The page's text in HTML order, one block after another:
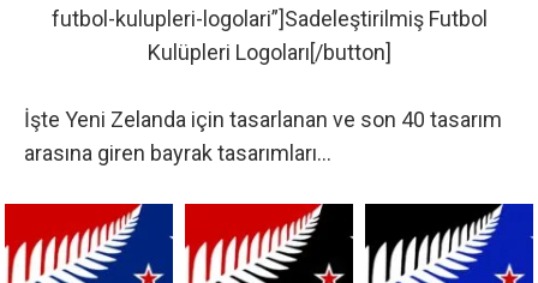
futbol-kulupleri-logolari”]Sadeleştirilmiş Futbol
Kulüpleri Logoları[/button]
İşte Yeni Zelanda için tasarlanan ve son 40 tasarım
arasına giren bayrak tasarımları…